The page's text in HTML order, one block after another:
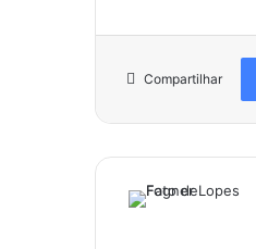
Compartilhar